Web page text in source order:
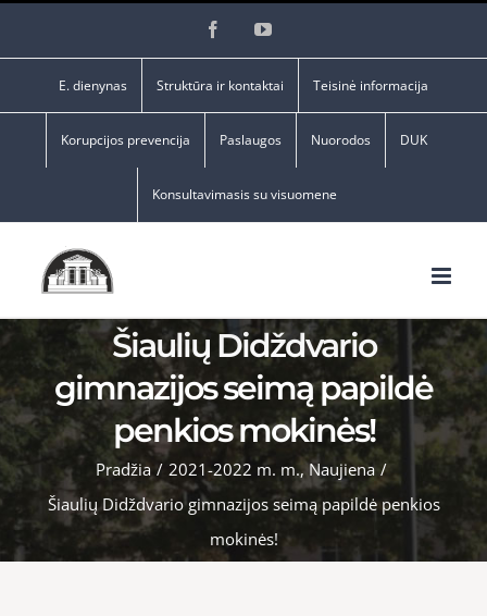
FacebookYouTube
E. dienynas Struktūra ir kontaktai Teisinė informacija
Korupcijos prevencija Paslaugos Nuorodos DUK
Konsultavimasis su visuomene
Šiaulių Didždvario
gimnazijos seimą papildė
penkios mokinės!
Pradžia / 2021-2022 m. m.,Naujiena /
Šiaulių Didždvario gimnazijos seimą papildė penkios
mokinės!